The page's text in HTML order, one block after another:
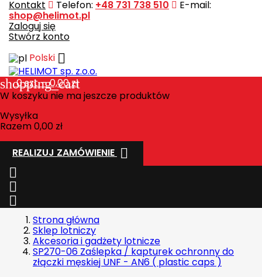
Kontakt Telefon: +48 731 738 510 E-mail:
shop@helimot.pl
Zaloguj się
Stwórz konto
Polski 
shopping_cart
0szt. - 0,00 zł
W koszyku nie ma jeszcze produktów
Wysyłka
Razem0,00 zł
REALIZUJ ZAMÓWIENIE 



Strona główna
Sklep lotniczy
Akcesoria i gadżety lotnicze
SP270-06 Zaślepka / kapturek ochronny do
złączki męskiej UNF - AN6 ( plastic caps )